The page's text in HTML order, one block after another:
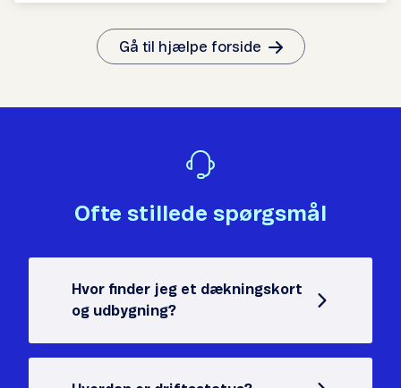
Gå til hjælpe forside
Ofte stillede spørgsmål
Hvor finder jeg et dækningskort
og udbygning?